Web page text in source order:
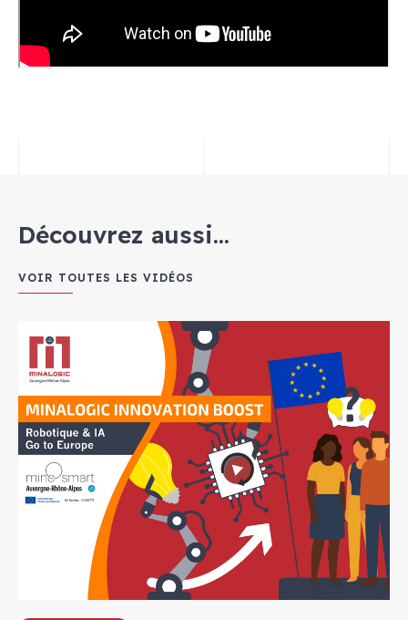
Découvrez aussi...
VOIR TOUTES LES VIDÉOS